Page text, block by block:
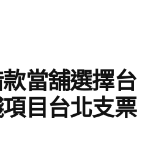
當舖選擇台
目台北支票